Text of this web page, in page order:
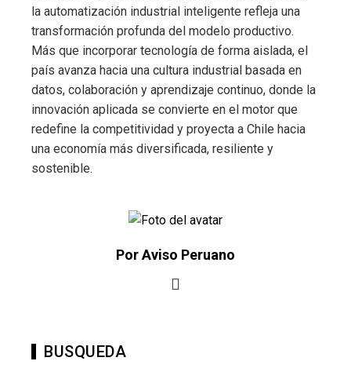
la automatización industrial inteligente refleja una
transformación profunda del modelo productivo.
Más que incorporar tecnología de forma aislada, el
país avanza hacia una cultura industrial basada en
datos, colaboración y aprendizaje continuo, donde la
innovación aplicada se convierte en el motor que
redefine la competitividad y proyecta a Chile hacia
una economía más diversificada, resiliente y
sostenible.
Por Aviso Peruano
BUSQUEDA